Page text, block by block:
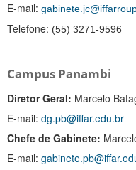
E-mail:
Telefone: (55) 3271-9596
Campus Panambi
Diretor Geral: Marcelo
E-mail: dg.pb@iffar.edu.br
Chefe de Gabinete:
E-mail: